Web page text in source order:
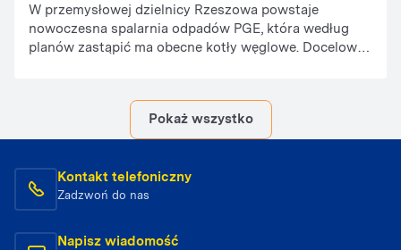
W przemysłowej dzielnicy Rzeszowa powstaje
nowoczesna spalarnia odpadów PGE, która według
planów zastąpić ma obecne kotły węglowe. Docelowo,
odpadami dla całego miasta.
Pokaż wszystko
Kontakt telefoniczny
Zadzwoń do nas
Napisz wiadomość